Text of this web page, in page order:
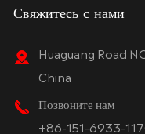
Свяжитесь с нами
Huaguang Road
China
Позвоните нам
+86-151-6933-